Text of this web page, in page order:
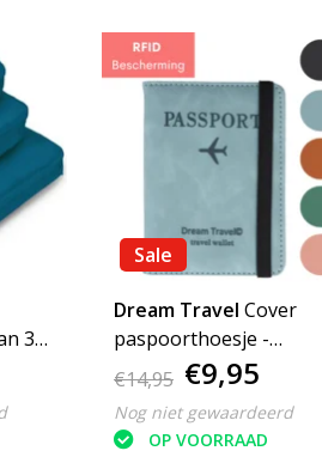
Sale
Dream Travel Cover
paspoorthoesje -
reisportemonnee
€14,95 €9,95
Nog niet gewaardeerd
OP VOORRAAD